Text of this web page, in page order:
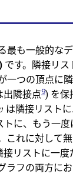
最も一般的な
です。隣接リス
一つの頂点に
出隣接点9) を保
は隣接リスト
トに、もう一度
これに対して
接リストに一度
ラフの両方に